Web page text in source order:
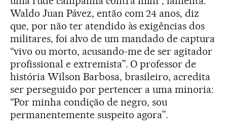
Waldo Juan Pávez, então com 24 anos, diz
que, por não ter atendido às exigências dos
militares, foi alvo de um mandado de captura
“vivo ou morto, acusando-me de ser agitador
profissional e extremista”. O professor de
história Wilson Barbosa, brasileiro, acredita
ser perseguido por pertencer a uma minoria:
“Por minha condição de negro, sou
permanentemente suspeito agora”.